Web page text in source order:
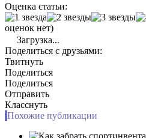
Оценка статьи:
оценок нет)
Загрузка...
Поделиться с друзьями:
Твитнуть
Поделиться
Поделиться
Отправить
Класснуть
Похожие публикации